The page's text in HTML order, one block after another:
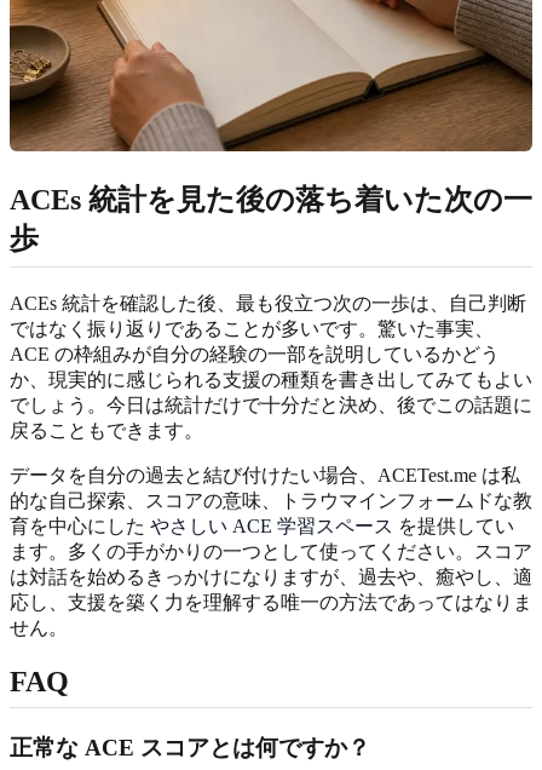
ACEs 統計を見た後の落ち着いた次の一
歩
ACEs 統計を確認した後、最も役立つ次の一歩は、自己判断
ではなく振り返りであることが多いです。驚いた事実、
ACE の枠組みが自分の経験の一部を説明しているかどう
か、現実的に感じられる支援の種類を書き出してみてもよい
でしょう。今日は統計だけで十分だと決め、後でこの話題に
戻ることもできます。
データを自分の過去と結び付けたい場合、ACETest.me は私
的な自己探索、スコアの意味、トラウマインフォームドな教
育を中心にした やさしい ACE 学習スペース を提供してい
ます。多くの手がかりの一つとして使ってください。スコア
は対話を始めるきっかけになりますが、過去や、癒やし、適
応し、支援を築く力を理解する唯一の方法であってはなりま
せん。
FAQ
正常な ACE スコアとは何ですか？